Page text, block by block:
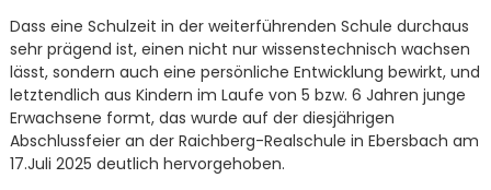
Dass eine Schulzeit in der weiterführenden Schule durchaus
sehr prägend ist, einen nicht nur wissenstechnisch wachsen
lässt, sondern auch eine persönliche Entwicklung bewirkt, und
letztendlich aus Kindern im Laufe von 5 bzw. 6 Jahren junge
Erwachsene formt, das wurde auf der diesjährigen
Abschlussfeier an der Raichberg-Realschule in Ebersbach am
17.Juli 2025 deutlich hervorgehoben.